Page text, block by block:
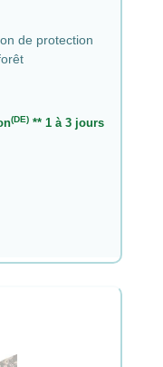
de protection
(DE)** 1 à 3 jours